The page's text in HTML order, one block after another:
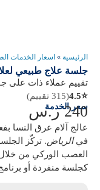
الرئيسية » اسعار الخدمات
جلسة علاج طبيعي
تقييم عملاء ذات على
⭐
4.5(315 تقييم)
سعر الخدمة
240 ر.س
عالج آلام عرق النسا
فيالرياض. تركّز
العصب الوركي من
كجلسة منفردة أو برنامج 7 جلسات لتعزيز التعافي